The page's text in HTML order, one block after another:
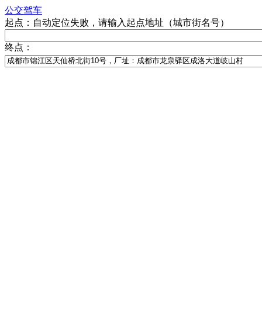
公交驾车
起点： 自动定位失败，请输入起点地址（城市街名号）
终点：